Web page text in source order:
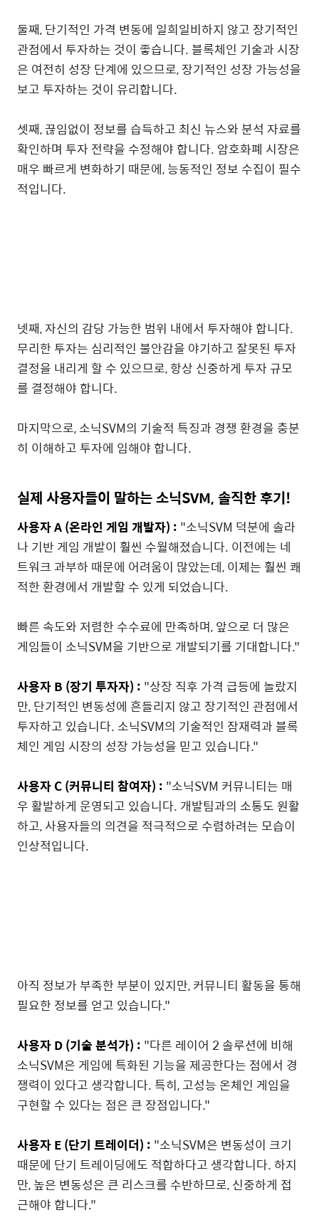
둘째, 단기적인 가격 변동에 일희일비하지 않고 장기적인
관점에서 투자하는 것이 좋습니다. 블록체인 기술과 시장
은 여전히 성장 단계에 있으므로, 장기적인 성장 가능성을
보고 투자하는 것이 유리합니다.
셋째, 끊임없이 정보를 습득하고 최신 뉴스와 분석 자료를
확인하며 투자 전략을 수정해야 합니다. 암호화폐 시장은
매우 빠르게 변화하기 때문에, 능동적인 정보 수집이 필수
적입니다.
넷째, 자신의 감당 가능한 범위 내에서 투자해야 합니다.
무리한 투자는 심리적인 불안감을 야기하고 잘못된 투자
결정을 내리게 할 수 있으므로, 항상 신중하게 투자 규모
를 결정해야 합니다.
마지막으로, 소닉SVM의 기술적 특징과 경쟁 환경을 충분
히 이해하고 투자에 임해야 합니다.
실제 사용자들이 말하는 소닉SVM, 솔직한 후기!
사용자 A (온라인 게임 개발자) : "소닉SVM 덕분에 솔라
나 기반 게임 개발이 훨씬 수월해졌습니다. 이전에는 네
트워크 과부하 때문에 어려움이 많았는데, 이제는 훨씬 쾌
적한 환경에서 개발할 수 있게 되었습니다.
빠른 속도와 저렴한 수수료에 만족하며, 앞으로 더 많은
게임들이 소닉SVM을 기반으로 개발되기를 기대합니다."
사용자 B (장기 투자자) : "상장 직후 가격 급등에 놀랐지
만, 단기적인 변동성에 흔들리지 않고 장기적인 관점에서
투자하고 있습니다. 소닉SVM의 기술적인 잠재력과 블록
체인 게임 시장의 성장 가능성을 믿고 있습니다."
사용자 C (커뮤니티 참여자) : "소닉SVM 커뮤니티는 매
우 활발하게 운영되고 있습니다. 개발팀과의 소통도 원활
하고, 사용자들의 의견을 적극적으로 수렴하려는 모습이
인상적입니다.
아직 정보가 부족한 부분이 있지만, 커뮤니티 활동을 통해
필요한 정보를 얻고 있습니다."
사용자 D (기술 분석가) : "다른 레이어 2 솔루션에 비해
소닉SVM은 게임에 특화된 기능을 제공한다는 점에서 경
쟁력이 있다고 생각합니다. 특히, 고성능 온체인 게임을
구현할 수 있다는 점은 큰 장점입니다."
사용자 E (단기 트레이더) : "소닉SVM은 변동성이 크기
때문에 단기 트레이딩에도 적합하다고 생각합니다. 하지
만, 높은 변동성은 큰 리스크를 수반하므로, 신중하게 접
근해야 합니다."